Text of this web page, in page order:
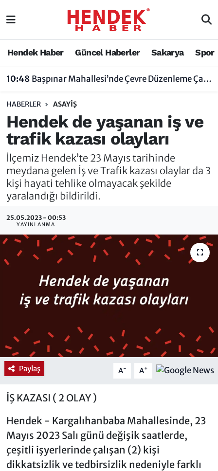
Hendek Haber Güncel Haberler Sakarya Spor
10:48 Başpınar Mahallesi’nde Çevre Düzenleme Çalışmaları Sürüyor
HABERLER ASAYIŞ
Hendek de yaşanan iş ve
trafik kazası olayları
İlçemiz Hendek’te 23 Mayıs tarihinde
meydana gelen İş ve Trafik kazası olaylar da 3
kişi hayati tehlike olmayacak şekilde
yaralandığı bildirildi.
25.05.2023 - 00:53
YAYINLANMA
Paylaş A- A+
İŞ KAZASI ( 2 OLAY )
Hendek - Kargalıhanbaba Mahallesinde, 23
Mayıs 2023 Salı günü değişik saatlerde,
çeşitli işyerlerinde çalışan (2) kişi
dikkatsizlik ve tedbirsizlik nedeniyle farklı
Hendek Haber
Sakarya
Nöbetçi Eczaneler
Vefat Edenler
Hendek Haber
Siyaset
Hakkında
Hendek Haber Reklam Servisi
Künye
Sakarya Nöbetçi Eczaneler
Sakarya Trafik Yoğunluk Haritası
Süper Lig Puan Durumu ve Fikstür
Tüm Manşetler
Son Dakika Haberleri
Haber Arşivi